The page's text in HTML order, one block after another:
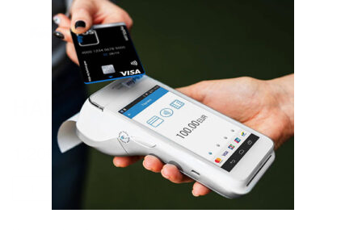
HALLS ORIGINAL
Προσθήκη στο καλάθι